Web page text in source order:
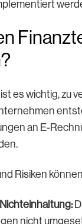
es wichtig, zu
an E-
Risiken
nicht